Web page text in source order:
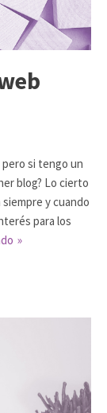
si tengo un
blog? Lo cierto
y cuando
para los